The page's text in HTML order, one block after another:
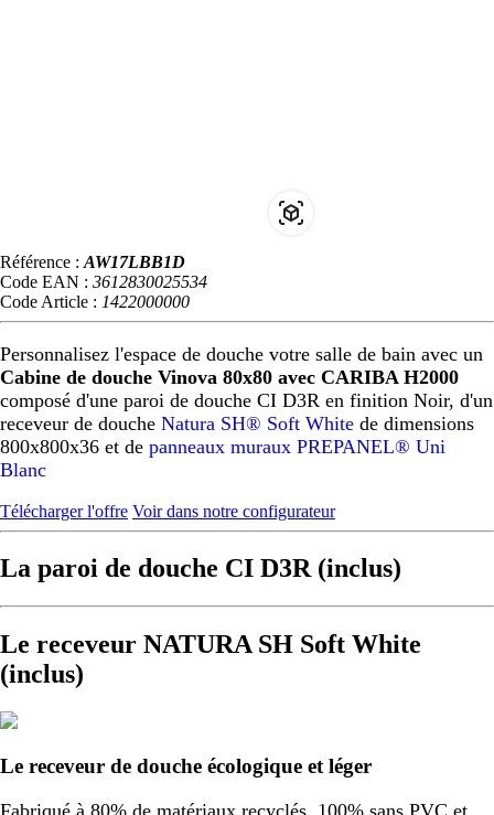
Référence : AW17LBB1D
Code EAN : 3612830025534
Code Article : 1422000000
Personnalisez l'espace de douche votre salle de bain avec un
Cabine de douche Vinova 80x80 avec CARIBA H2000
composé d'une paroi de douche CI D3R en finition Noir, d'un
receveur de douche Natura SH® Soft White de dimensions
800x800x36 et de panneaux muraux PREPANEL® Uni
Blanc
Télécharger l'offre Voir dans notre configurateur
La paroi de douche CI D3R (inclus)
Le receveur NATURA SH Soft White
(inclus)
Le receveur de douche écologique et léger
Fabriqué à 80% de matériaux recyclés, 100% sans PVC et